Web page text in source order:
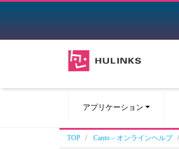
アプリケーション
TOP Canto – オンラインヘルプ